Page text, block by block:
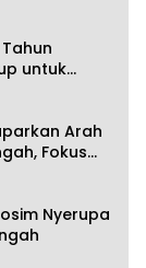
Koheri:
untuk
Arah
Fokus
dan
Nyerupa